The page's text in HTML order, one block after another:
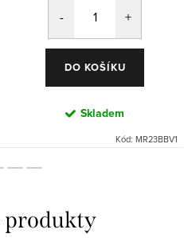
DO KOŠÍKU
Skladem
Kód: MR23BBV1